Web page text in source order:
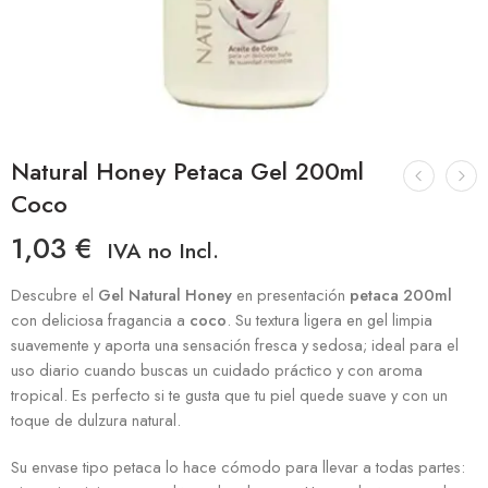
Natural Honey Petaca Gel 200ml
Coco
1,03 € IVA no Incl.
Descubre el Gel Natural Honey en presentación petaca 200ml
con deliciosa fragancia a coco. Su textura ligera en gel limpia
suavemente y aporta una sensación fresca y sedosa; ideal para el
uso diario cuando buscas un cuidado práctico y con aroma
tropical. Es perfecto si te gusta que tu piel quede suave y con un
toque de dulzura natural.
Su envase tipo petaca lo hace cómodo para llevar a todas partes: